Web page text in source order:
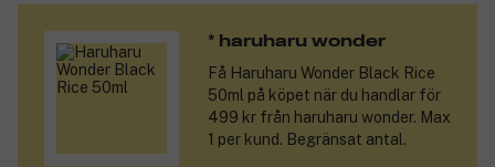
wonder är en stilren och vegansk hudvårdsserie med
fermenterat svart ris och bambubark från det sydkoreanska
märket haruharu. De förstklassiga ingredienserna uppfyller alla
hudens dagliga behov.
haruharu wonder vill göra det lättare för dig att fatta kloka
hudvårdsbeslut. De skonsamma produkterna innehåller
naturliga, veganska ingredienser med kliniskt bevisade fördelar.
* haruharu wonder
Få Haruharu Wonder Black Rice
50ml på köpet när du handlar för
499 kr från haruharu wonder. Max
1 per kund. Begränsat antal.